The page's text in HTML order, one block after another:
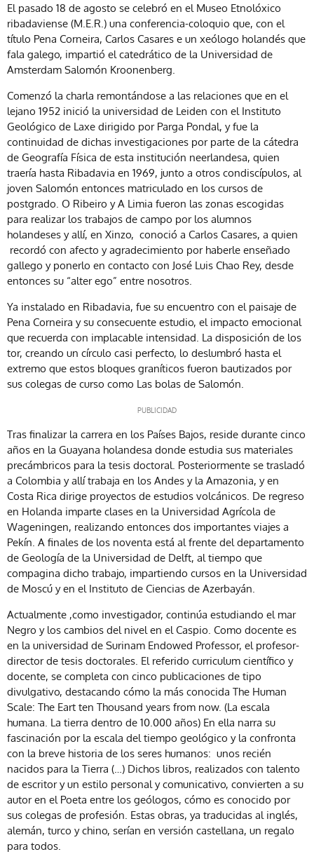
El pasado 18 de agosto se celebró en el Museo Etnolóxico
ribadaviense (M.E.R.) una conferencia-coloquio que, con el
título Pena Corneira, Carlos Casares e un xeólogo holandés que
fala galego, impartió el catedrático de la Universidad de
Amsterdam Salomón Kroonenberg.
Comenzó la charla remontándose a las relaciones que en el
lejano 1952 inició la universidad de Leiden con el Instituto
Geológico de Laxe dirigido por Parga Pondal, y fue la
continuidad de dichas investigaciones por parte de la cátedra
de Geografía Física de esta institución neerlandesa, quien
traería hasta Ribadavia en 1969, junto a otros condiscípulos, al
joven Salomón entonces matriculado en los cursos de
postgrado. O Ribeiro y A Limia fueron las zonas escogidas
para realizar los trabajos de campo por los alumnos
holandeses y allí, en Xinzo, conoció a Carlos Casares, a quien
recordó con afecto y agradecimiento por haberle enseñado
gallego y ponerlo en contacto con José Luis Chao Rey, desde
entonces su “alter ego” entre nosotros.
Ya instalado en Ribadavia, fue su encuentro con el paisaje de
Pena Corneira y su consecuente estudio, el impacto emocional
que recuerda con implacable intensidad. La disposición de los
tor, creando un círculo casi perfecto, lo deslumbró hasta el
extremo que estos bloques graníticos fueron bautizados por
sus colegas de curso como Las bolas de Salomón.
Tras finalizar la carrera en los Países Bajos, reside durante cinco
años en la Guayana holandesa donde estudia sus materiales
precámbricos para la tesis doctoral. Posteriormente se trasladó
a Colombia y allí trabaja en los Andes y la Amazonia, y en
Costa Rica dirige proyectos de estudios volcánicos. De regreso
en Holanda imparte clases en la Universidad Agrícola de
Wageningen, realizando entonces dos importantes viajes a
Pekín. A finales de los noventa está al frente del departamento
de Geología de la Universidad de Delft, al tiempo que
compagina dicho trabajo, impartiendo cursos en la Universidad
de Moscú y en el Instituto de Ciencias de Azerbayán.
Actualmente ,como investigador, continúa estudiando el mar
Negro y los cambios del nivel en el Caspio. Como docente es
en la universidad de Surinam Endowed Professor, el profesor-
director de tesis doctorales. El referido curriculum científico y
docente, se completa con cinco publicaciones de tipo
divulgativo, destacando cómo la más conocida The Human
Scale: The Eart ten Thousand years from now. (La escala
humana. La tierra dentro de 10.000 años) En ella narra su
fascinación por la escala del tiempo geológico y la confronta
con la breve historia de los seres humanos: unos recién
nacidos para la Tierra (…) Dichos libros, realizados con talento
de escritor y un estilo personal y comunicativo, convierten a su
autor en el Poeta entre los geólogos, cómo es conocido por
sus colegas de profesión. Estas obras, ya traducidas al inglés,
alemán, turco y chino, serían en versión castellana, un regalo
para todos.